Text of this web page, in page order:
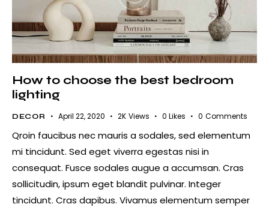
How to choose the best bedroom
lighting
DECOR April 22, 2020 2K Views 0 Likes 0 Comments
Qroin faucibus nec mauris a sodales, sed elementum
mi tincidunt. Sed eget viverra egestas nisi in
consequat. Fusce sodales augue a accumsan. Cras
sollicitudin, ipsum eget blandit pulvinar. Integer
tincidunt. Cras dapibus. Vivamus elementum semper